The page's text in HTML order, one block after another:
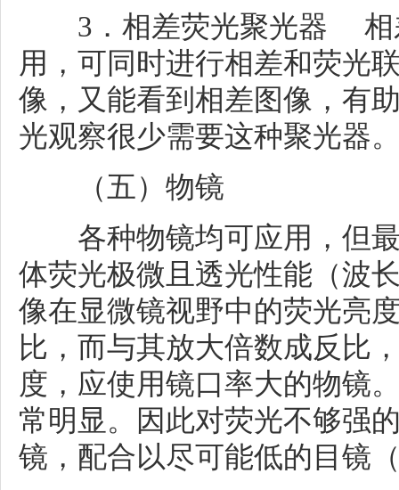
3．相差荧光聚光器 相
用，可同时进行相差和荧光
像，又能看到相差图像，有
光观察很少需要这种聚光器
（五）物镜
各种物镜均可应用，但最
体荧光极微且透光性能（波
像在显微镜视野中的荧光亮
比，而与其放大倍数成反比
度，应使用镜口率大的物镜
常明显。因此对荧光不够强
镜，配合以尽可能低的目镜